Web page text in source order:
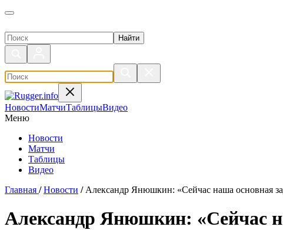
Поиск по сайту
НовостиМатчиТаблицыВидео
Меню
Новости
Матчи
Таблицы
Видео
Главная / Новости / Александр Янюшкин: «Сейчас наша основная
Александр Янюшкин: «Сейчас